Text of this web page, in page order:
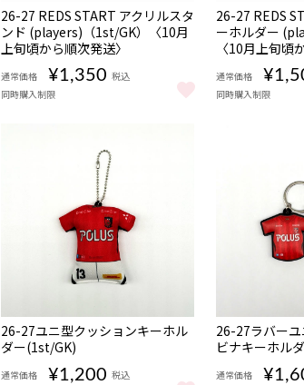
NEW
期間限定
受注
商品
08/06 18:00〜08/16
22:00
26-27 REDS START アクリルスタ
ンド (players)（1st/GK）〈10月
上旬頃から順次発送〉
通常価格 ¥1,350 税込
同時購入制限
NEW
期間限定
受注
商
08/06 18:00〜08/
22:00
26-27 REDS
ーホルダー
〈10月上旬頃
通常価格
同時購入制限
NEW
26-27ユニ型クッションキーホル
ダー(1st/GK)
通常価格 ¥1,200 税込
NEW
26-27ラバー
ビナキーホル
通常価格